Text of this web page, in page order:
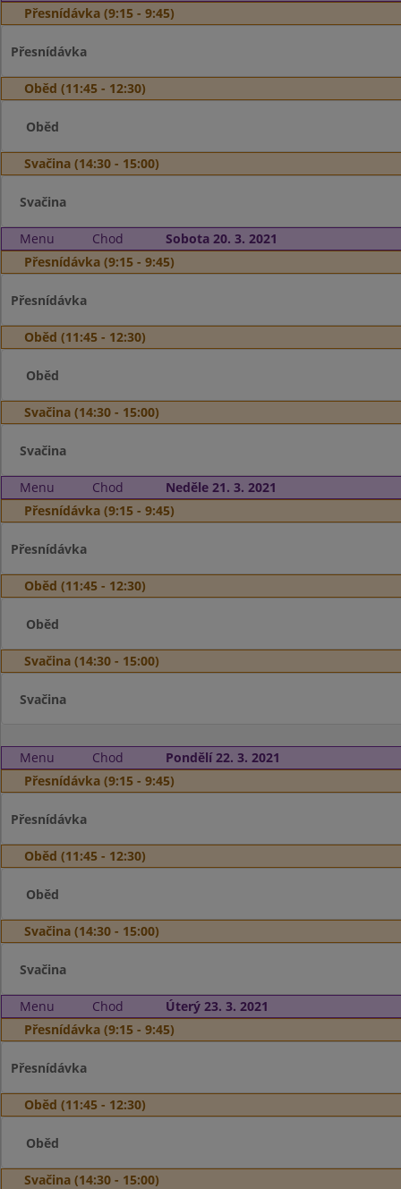
Přesnídávka (9:15 - 9:45)
Přesnídávka
Oběd (11:45 - 12:30)
Oběd
Svačina (14:30 - 15:00)
Svačina
Menu Chod
Sobota 20. 3. 2021
Přesnídávka (9:15 - 9:45)
Přesnídávka
Oběd (11:45 - 12:30)
Oběd
Svačina (14:30 - 15:00)
Svačina
Menu Chod
Neděle 21. 3. 2021
Přesnídávka (9:15 - 9:45)
Přesnídávka
Oběd (11:45 - 12:30)
Oběd
Svačina (14:30 - 15:00)
Svačina
Menu Chod
Pondělí 22. 3. 2021
Přesnídávka (9:15 - 9:45)
Přesnídávka
Oběd (11:45 - 12:30)
Oběd
Svačina (14:30 - 15:00)
Svačina
Menu Chod
Úterý 23. 3. 2021
Přesnídávka (9:15 - 9:45)
Přesnídávka
Oběd (11:45 - 12:30)
Oběd
Svačina (14:30 - 15:00)